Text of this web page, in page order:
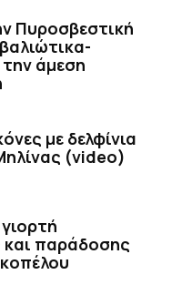
Πυροσβεστική
άμεση
με δελφίνια
(video)
και παράδοσης